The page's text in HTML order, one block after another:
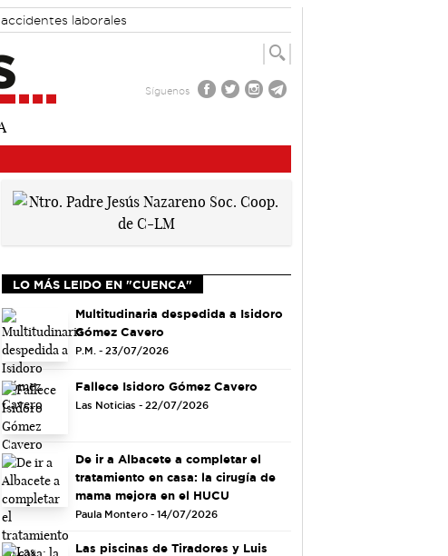
accidentes laborales
Síguenos
LO MÁS LEIDO EN "CUENCA"
Multitudinaria despedida a Isidoro
Gómez Cavero
P.M. - 23/07/2026
Fallece Isidoro Gómez Cavero
Las Noticias - 22/07/2026
De ir a Albacete a completar el
tratamiento en casa: la cirugía de
mama mejora en el HUCU
Paula Montero - 14/07/2026
Las piscinas de Tiradores y Luis